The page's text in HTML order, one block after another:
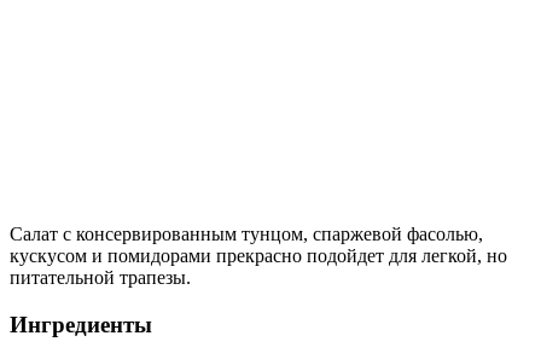
Салат с консервированным тунцом, спаржевой фасолью,
кускусом и помидорами прекрасно подойдет для легкой, но
питательной трапезы.
Ингредиенты